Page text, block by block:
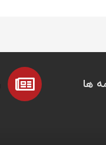
ها